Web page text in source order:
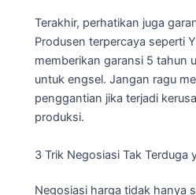
Terakhir, perhatikan juga
Produsen terpercaya seperti
memberikan garansi 5 tahun
untuk engsel. Jangan ragu
penggantian jika terjadi
produksi.
3 Trik Negosiasi Tak Terduga
Negosiasi harga tidak hanya